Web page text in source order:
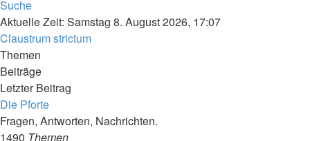
Suche
Aktuelle Zeit: Samstag 8. August 2026, 17:07
Claustrum strictum
Themen
Beiträge
Letzter Beitrag
Die Pforte
Fragen, Antworten, Nachrichten.
1490 Themen